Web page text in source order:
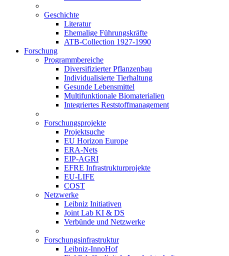
Geschichte
Literatur
Ehemalige Führungskräfte
ATB-Collection 1927-1990
Forschung
Programmbereiche
Diversifizierter Pflanzenbau
Individualisierte Tierhaltung
Gesunde Lebensmittel
Multifunktionale Biomaterialien
Integriertes Reststoffmanagement
Forschungsprojekte
Projektsuche
EU Horizon Europe
ERA-Nets
EIP-AGRI
EFRE Infrastrukturprojekte
EU-LIFE
COST
Netzwerke
Leibniz Initiativen
Joint Lab KI & DS
Verbünde und Netzwerke
Forschungsinfrastruktur
Leibniz-InnoHof